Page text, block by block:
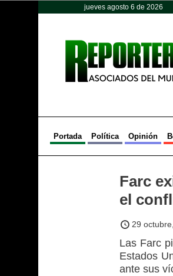
jueves agosto 6 de 2026
Portada Política Opinión
Farc
el
29
Las Farc
Estados
ante sus
Opinión Política